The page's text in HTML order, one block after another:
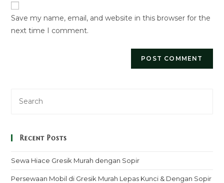
URL
(optional)
Save my name, email, and website in this browser for the
next time I comment.
Recent Posts
Sewa Hiace Gresik Murah dengan Sopir
Persewaan Mobil di Gresik Murah Lepas Kunci & Dengan Sopir